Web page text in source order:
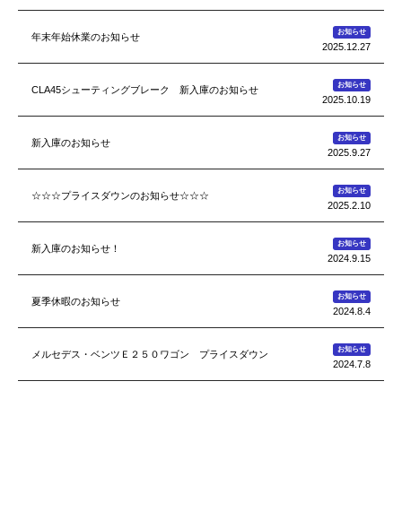
年末年始休業のお知らせ お知らせ
2025.12.27
CLA45シューティングブレーク 新入庫のお知らせ お知らせ
2025.10.19
新入庫のお知らせ お知らせ
2025.9.27
☆☆☆プライスダウンのお知らせ☆☆☆ お知らせ
2025.2.10
新入庫のお知らせ！ お知らせ
2024.9.15
夏季休暇のお知らせ お知らせ
2024.8.4
メルセデス・ベンツＥ２５０ワゴン プライスダウン お知らせ
2024.7.8